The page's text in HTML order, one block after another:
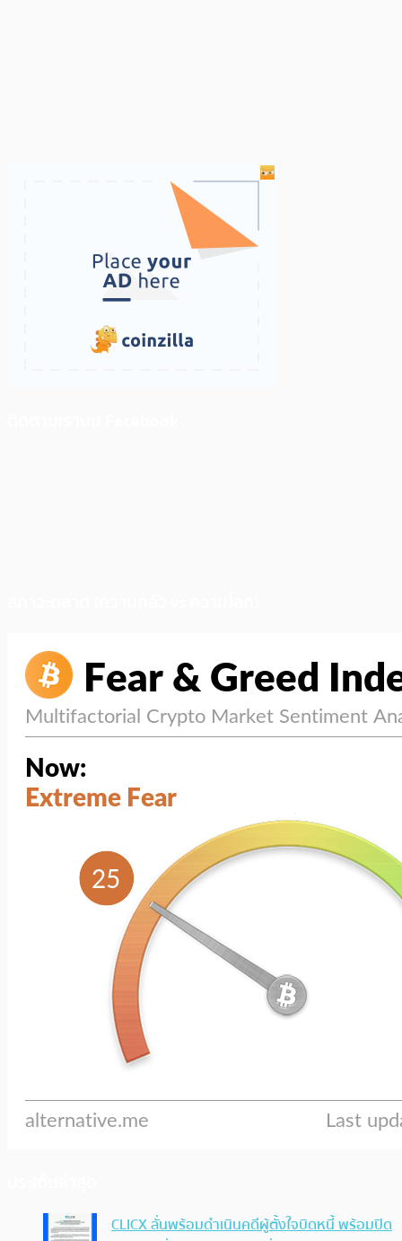
CLICX ลั่นพร้อมดำเนินคดีผู้ตั้งใจบิดหนี้ พร้อมปิด